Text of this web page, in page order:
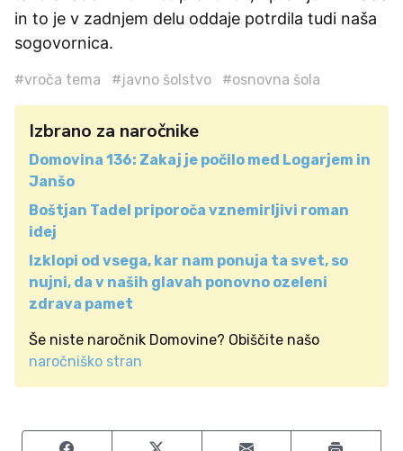
in to je v zadnjem delu oddaje potrdila tudi naša
sogovornica.
#vroča tema #javno šolstvo #osnovna šola
Izbrano za naročnike
Domovina 136: Zakaj je počilo med Logarjem in
Janšo
Boštjan Tadel priporoča vznemirljivi roman
idej
Izklopi od vsega, kar nam ponuja ta svet, so
nujni, da v naših glavah ponovno ozeleni
zdrava pamet
Še niste naročnik Domovine? Obiščite našo
naročniško stran